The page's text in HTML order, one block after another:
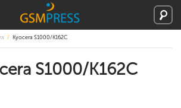
Kyocera S1000/K162C
S1000/K162C